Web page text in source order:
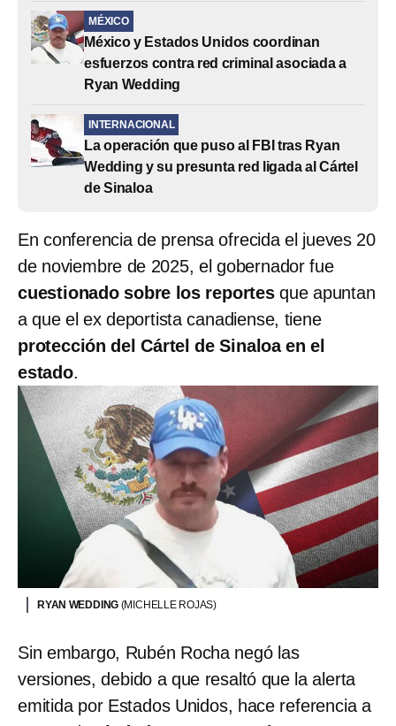
MÉXICO
México y Estados Unidos coordinan
esfuerzos contra red criminal asociada a
Ryan Wedding
INTERNACIONAL
La operación que puso al FBI tras Ryan
Wedding y su presunta red ligada al Cártel
de Sinaloa
En conferencia de prensa ofrecida el jueves 20
de noviembre de 2025, el gobernador fue
cuestionado sobre los reportesque apuntan
a que el ex deportista canadiense, tiene
protección del Cártel de Sinaloa en el
estado.
RYAN WEDDING (MICHELLE ROJAS)
Sin embargo, Rubén Rocha negó las
versiones, debido a que resaltó que la alerta
emitida por Estados Unidos, hace referencia a